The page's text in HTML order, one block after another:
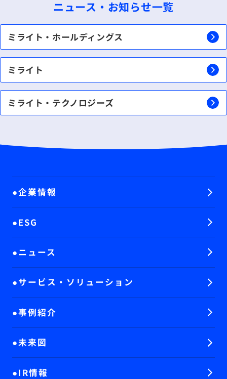
ニュース・お知らせ一覧
ミライト・ホールディングス
ミライト
ミライト・テクノロジーズ
企業情報
ESG
ニュース
サービス・ソリューション
事例紹介
未来図
IR情報